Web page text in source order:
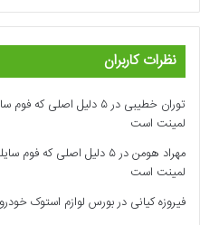
نظرات کاربران
توران خطیبی در
۵ دلیل اصلی که فوم
لمینت است
مهراد هومندر
۵ دلیل اصلی که فوم
لمینت است
فیروزه کیانی دربورس لوازم استوک